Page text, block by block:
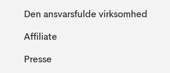
Den ansvarsfulde virksomhed
Affiliate
Presse